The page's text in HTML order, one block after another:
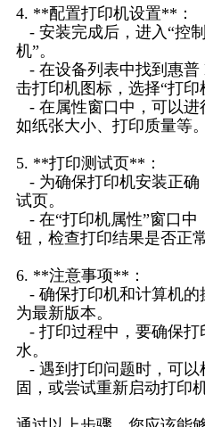
4. **配置打印机设置**：
- 安装完成后，进入“控
机”。
- 在设备列表中找到惠普
击打印机图标，选择“打印
- 在属性窗口中，可以进
如纸张大小、打印质量等。
5. **打印测试页**：
- 为确保打印机安装正确
试页。
- 在“打印机属性”窗口中
钮，检查打印结果是否正常
6. **注意事项**：
- 确保打印机和计算机的
为最新版本。
- 打印过程中，要确保打
水。
- 遇到打印问题时，可以
固，或尝试重新启动打印